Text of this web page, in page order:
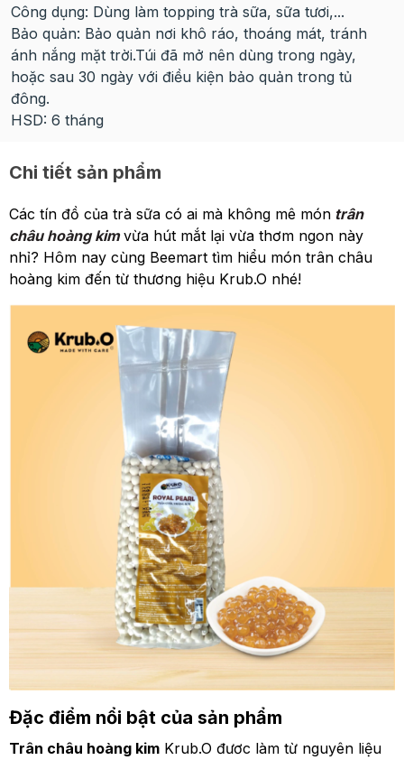
Công dụng: Dùng làm topping trà sữa, sữa tươi,...
Bảo quản: Bảo quản nơi khô ráo, thoáng mát, tránh
ánh nắng mặt trời.Túi đã mở nên dùng trong ngày,
hoặc sau 30 ngày với điều kiện bảo quản trong tủ
đông.
HSD: 6 tháng
Chi tiết sản phẩm
Các tín đồ của trà sữa có ai mà không mê món trân
châu hoàng kim vừa hút mắt lại vừa thơm ngon này
nhỉ? Hôm nay cùng Beemart tìm hiểu món trân châu
hoàng kim đến từ thương hiệu Krub.O nhé!
Đặc điểm nổi bật của sản phẩm
Trân châu hoàng kim Krub.O đươc làm từ nguyên liệu